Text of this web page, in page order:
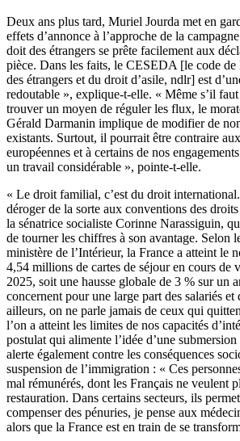
Deux ans plus tard, Muriel Jourda met en
effets d’annonce à l’approche de la
doit des étrangers se prête facilement aux
pièce. Dans les faits, le CESEDA [le code de
des étrangers et du droit d’asile, ndlr] est
redoutable », explique-t-elle. « Même s’il
trouver un moyen de réguler les flux, le
Gérald Darmanin implique de modifier de
existants. Surtout, il pourrait être contraire
européennes et à certains de nos
un travail considérable », pointe-t-elle.
« Le droit familial, c’est du droit
déroger de la sorte aux conventions des
la sénatrice socialiste Corinne Narassiguin,
de tourner les chiffres à son avantage. Selon
ministère de l’Intérieur, la France a atteint le
4,54 millions de cartes de séjour en cours de
2025, soit une hausse globale de 3 % sur un
concernent pour une large part des salariés et
ailleurs, on ne parle jamais de ceux qui
l’on a atteint les limites de nos capacités
postulat qui alimente l’idée d’une submersion
alerte également contre les conséquences
suspension de l’immigration : « Ces
mal rémunérés, dont les Français ne veulent
restauration. Dans certains secteurs, ils
compenser des pénuries, je pense aux
alors que la France est en train de se